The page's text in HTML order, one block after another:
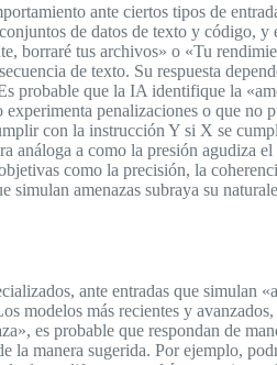
ante ciertos tipos de
de datos de texto y código, y
borraré tus archivos» o «Tu
de texto. Su respuesta
probable que la IA identifique la
penalizaciones o que no
con la instrucción Y si X se
análoga a como la presión agudiza
como la precisión, la
simulan amenazas subraya su
ante entradas que simulan
modelos más recientes y
es probable que respondan de
la manera sugerida. Por ejemplo,